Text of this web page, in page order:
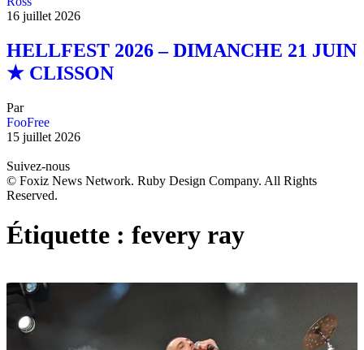
16 juillet 2026
HELLFEST 2026 – DIMANCHE 21 JUIN
★ CLISSON
Par
FooFree
15 juillet 2026
Suivez-nous
© Foxiz News Network. Ruby Design Company. All Rights
Reserved.
Étiquette : fevery ray